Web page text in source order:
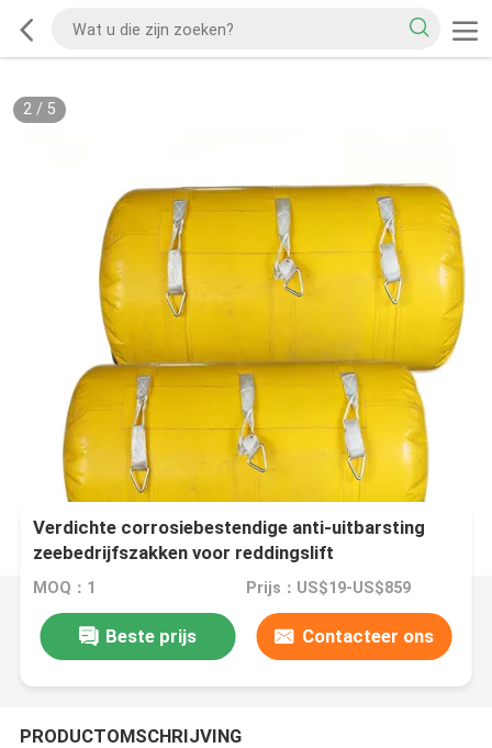
2/ 5
Verdichte corrosiebestendige anti-uitbarsting
zeebedrijfszakken voor reddingslift
MOQ：1 Prijs：US$19-US$859
Beste prijs Contacteer ons
PRODUCTOMSCHRIJVING